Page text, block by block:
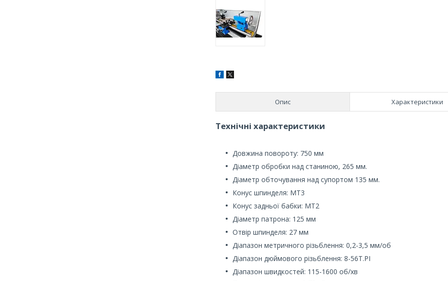
Опис Характеристики
Технічні характеристики
Довжина повороту: 750 мм
Діаметр обробки над станиною, 265 мм.
Діаметр обточування над супортом 135 мм.
Конус шпинделя: MT3
Конус задньої бабки: MT2
Діаметр патрона: 125 мм
Отвір шпинделя: 27 мм
Діапазон метричного різьблення: 0,2-3,5 мм/об
Діапазон дюймового різьблення: 8-56T.PI
Діапазон швидкостей: 115-1600 об/хв